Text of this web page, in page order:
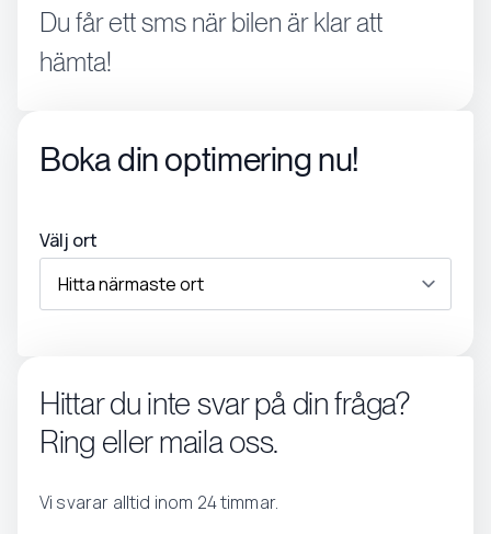
Du får ett sms när bilen är klar att
hämta!
Boka din optimering nu!
Välj ort
Hittar du inte svar på din fråga?
Ring eller maila oss.
Vi svarar alltid inom 24 timmar.